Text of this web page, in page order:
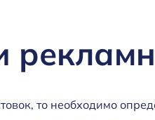
то необходимо